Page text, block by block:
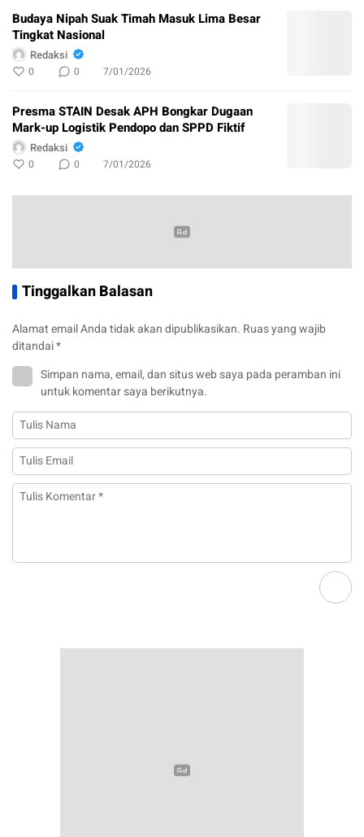
Budaya Nipah Suak Timah Masuk Lima Besar
Tingkat Nasional
Redaksi
0 0 7/01/2026
Presma STAIN Desak APH Bongkar Dugaan
Mark-up Logistik Pendopo dan SPPD Fiktif
Redaksi
0 0 7/01/2026
Tinggalkan Balasan
Alamat email Anda tidak akan dipublikasikan. Ruas yang wajib
ditandai*
Simpan nama, email, dan situs web saya pada peramban ini
untuk komentar saya berikutnya.